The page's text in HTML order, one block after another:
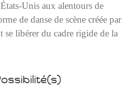
Unis aux alentours de
de danse de scène créée par
se libérer du cadre rigide de la